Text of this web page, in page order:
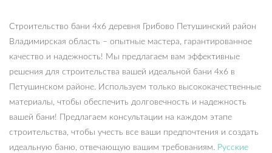
Строительство бани 4х6 деревня Грибово Петушинский район
Владимирская область – опытные мастера, гарантированное
качество и надежность! Мы предлагаем вам эффективные
решения для строительства вашей идеальной бани 4х6 в
Петушинском районе. Используем только высококачественные
материалы, чтобы обеспечить долговечность и надежность
вашей бани! Предлагаем консультации на каждом этапе
строительства, чтобы учесть все ваши предпочтения и создать
идеальную баню, отвечающую вашим требованиям. Русские